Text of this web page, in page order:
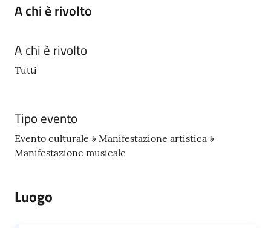
A chi è rivolto
A chi è rivolto
Tutti
Tipo evento
Evento culturale » Manifestazione artistica »
Manifestazione musicale
Luogo